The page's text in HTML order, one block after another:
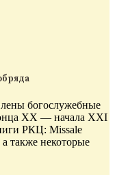
богослужебные
XX — начала XXI
РКЦ: Missale
также некоторые